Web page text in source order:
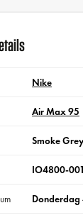
Nike
Air Max 95
Smoke
IO4800-001
Donderdag